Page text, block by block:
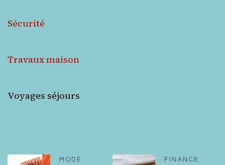
Sécurité
Travaux maison
Voyages séjours
MODE FINANCE